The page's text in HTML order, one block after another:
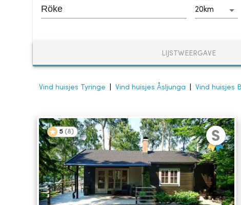
20km
LIJSTWEERGAVE
Vind huisjes Tyringe Vind huisjes Åsljunga Vind huisjes
5 (8)